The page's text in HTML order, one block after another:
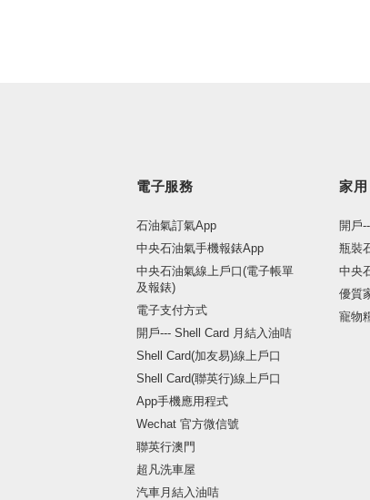
電子服務
石油氣訂氣App
中央石油氣手機報錶App
中央石油氣線上戶口(電子帳單
及報錶)
電子支付方式
開戶--- Shell Card 月結入油咭
Shell Card(加友易)線上戶口
Shell Card(聯英行)線上戶口
App手機應用程式
Wechat 官方微信號
聯英行澳門
超凡洗車屋
汽車月結入油咭
家用
開戶
瓶裝
中央
優質
寵物